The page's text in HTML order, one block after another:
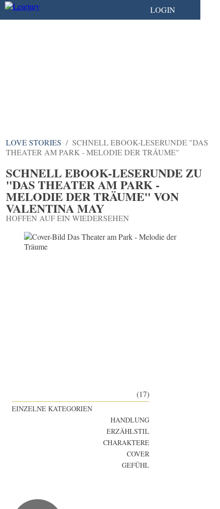
LOGIN
LOVE STORIES
SCHNELL EBOOK-LESERUNDE "DAS
THEATER AM PARK - MELODIE DER TRÄUME"
SCHNELL EBOOK-LESERUNDE ZU
"DAS THEATER AM PARK -
MELODIE DER TRÄUME" VON
VALENTINA MAY
HOFFEN AUF EIN WIEDERSEHEN
(17)
EINZELNE KATEGORIEN
HANDLUNG
ERZÄHLSTIL
CHARAKTERE
COVER
GEFÜHL